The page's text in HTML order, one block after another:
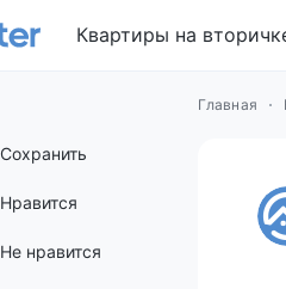
Квартиры на
Главная
Сохранить
Нравится
Не нравится